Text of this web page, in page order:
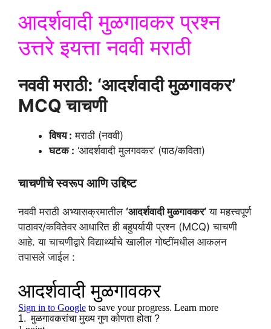
आदर्शवादी मुळगावकर प्रश्न
उत्तरे इयत्ता नववी मराठी
नववी मराठी: ‘आदर्शवादी मुळगावकर’
MCQ चाचणी
विषय : मराठी (नववी)
घटक : ‘आदर्शवादी मुलगवकर’ (पाठ/कविता)
चाचणीचे स्वरूप आणि उद्दिष्ट
नववी मराठी अभ्यासक्रमातील ‘आदर्शवादीमुळगावकर‘ या महत्त्वपूर्ण
पाठावर/कवितेवर आधारित ही बहुपर्यायी प्रश्न (MCQ) चाचणी
आहे. या चाचणीद्वारे विद्यार्थ्यांचे खालील गोष्टींमधील आकलन
तपासले जाईल :